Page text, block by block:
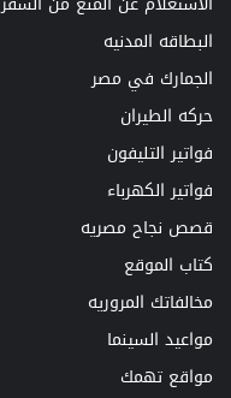
البطاقه المدنيه
الجمارك في مصر
حركه الطيران
فواتير التليفون
فواتير الكهرباء
قصص نجاح مصريه
كتاب الموقع
مخالفاتك المروريه
مواعيد السينما
مواقع تهمك